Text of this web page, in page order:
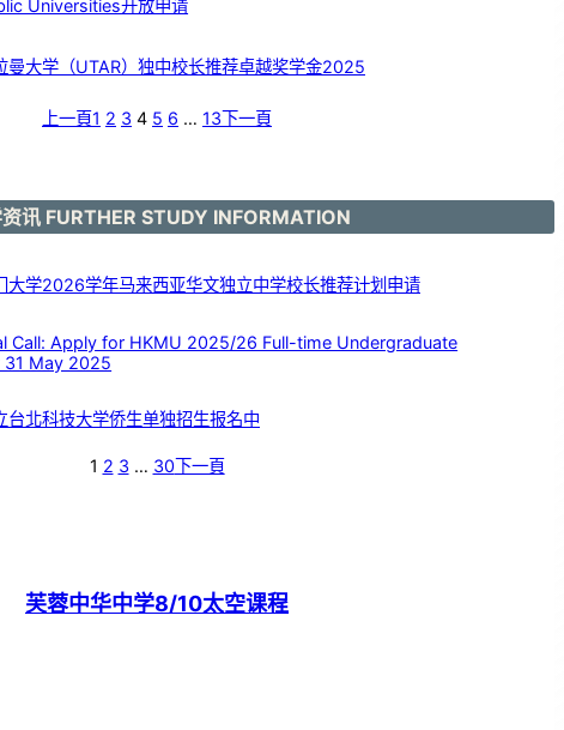
Universities开放申请
曼大学（UTAR）独中校长推荐卓越奖学金2025
上一頁1 2 3 4 5 6 … 13下一頁
讯 FURTHER STUDY INFORMATION
大学2026学年马来西亚华文独立中学校长推荐计划申请
Call: Apply for HKMU 2025/26 Full-time Undergraduate
May 2025
台北科技大学侨生单独招生报名中
1 2 3 … 30下一頁
芙蓉中华中学8/10太空课程